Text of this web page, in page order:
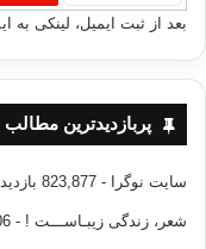
بعد از ثبت ایمیل، لینکی به
پربازدیدترین
سایت نوگرا - 823,877 بازدید
شعر، زندگی زیبـاســـت ! - 485,306 بازدید